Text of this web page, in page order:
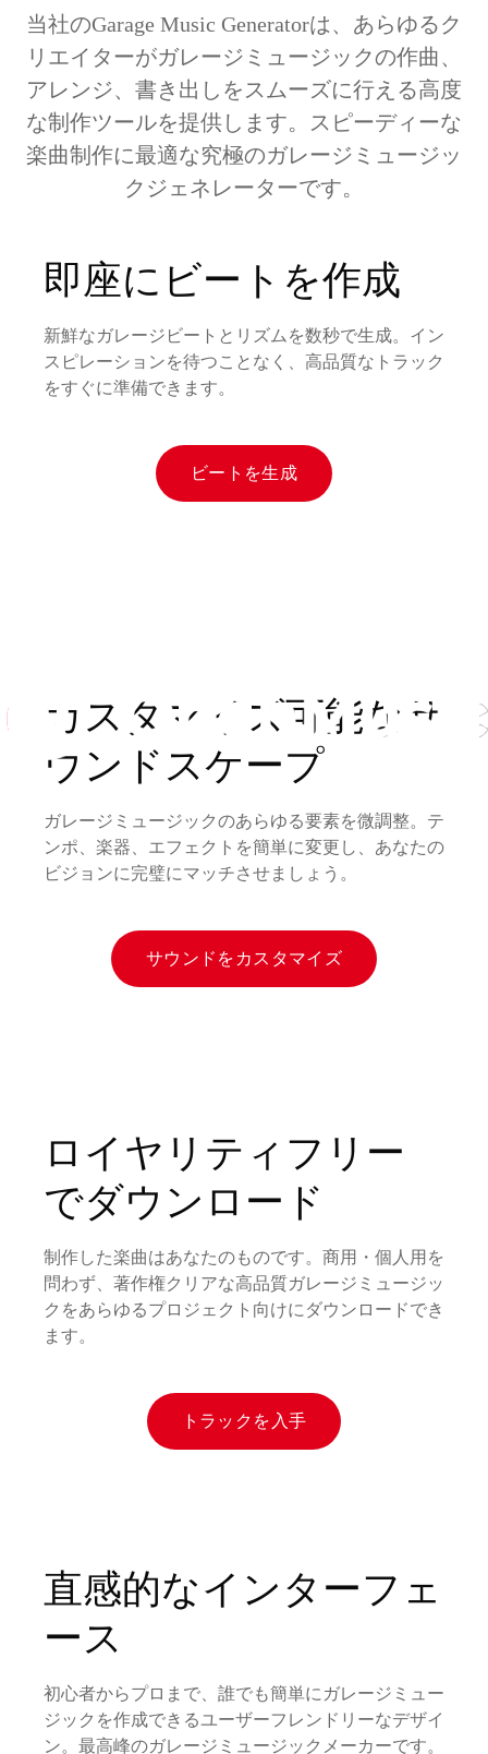
当社のGarage Music Generatorは、あらゆるク
リエイターがガレージミュージックの作曲、
アレンジ、書き出しをスムーズに行える高度
な制作ツールを提供します。スピーディーな
楽曲制作に最適な究極のガレージミュージッ
クジェネレーターです。
即座にビートを作成
新鮮なガレージビートとリズムを数秒で生成。イン
スピレーションを待つことなく、高品質なトラック
をすぐに準備できます。
ビートを生成
カスタマイズ可能なサ
ウンドスケープ
ガレージミュージックのあらゆる要素を微調整。テ
ンポ、楽器、エフェクトを簡単に変更し、あなたの
ビジョンに完璧にマッチさせましょう。
サウンドをカスタマイズ
ロイヤリティフリー
でダウンロード
制作した楽曲はあなたのものです。商用・個人用を
問わず、著作権クリアな高品質ガレージミュージッ
クをあらゆるプロジェクト向けにダウンロードでき
ます。
トラックを入手
直感的なインターフェ
ース
初心者からプロまで、誰でも簡単にガレージミュー
ジックを作成できるユーザーフレンドリーなデザイ
ン。最高峰のガレージミュージックメーカーです。